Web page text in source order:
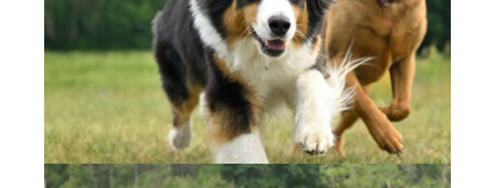
Show larger version